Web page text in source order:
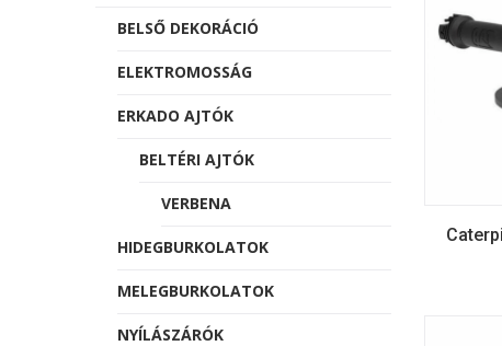
BELSŐ DEKORÁCIÓ
ELEKTROMOSSÁG
ERKADO AJTÓK
BELTÉRI AJTÓK
VERBENA
HIDEGBURKOLATOK
MELEGBURKOLATOK
NYÍLÁSZÁRÓK